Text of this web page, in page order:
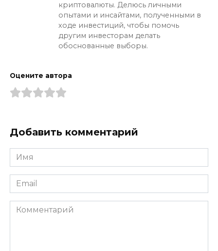
криптовалюты. Делюсь личными
опытами и инсайтами, полученными в
ходе инвестиций, чтобы помочь
другим инвесторам делать
обоснованные выборы.
Оцените автора
Добавить комментарий
Имя
*
Email
*
Комментарий